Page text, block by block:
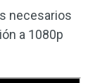
necesarios
a 1080p